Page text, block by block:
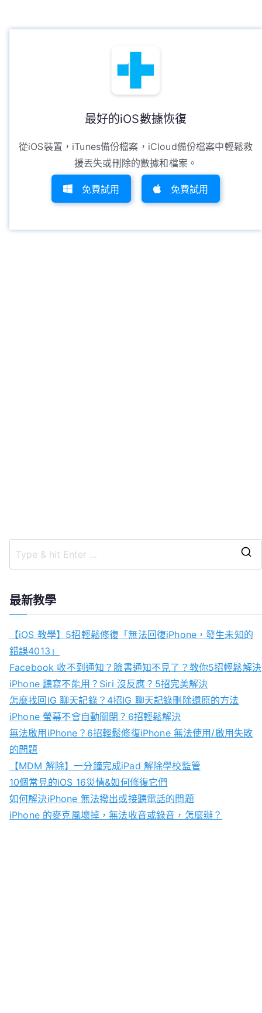
最好的iOS數據恢復
從iOS裝置，iTunes備份檔案，iCloud備份檔案中輕鬆救
援丟失或刪除的數據和檔案。
免費試用 免費試用
最新教學
【iOS 教學】5招輕鬆修復「無法回復iPhone，發生未知的
錯誤4013」
Facebook 收不到通知？臉書通知不見了？教你5招輕鬆解決
iPhone 聽寫不能用？Siri 沒反應？5招完美解決
怎麼找回IG 聊天記錄？4招IG 聊天記錄刪除還原的方法
iPhone 螢幕不會自動關閉？6招輕鬆解決
無法啟用iPhone？6招輕鬆修復iPhone 無法使用/啟用失敗
的問題
【MDM 解除】一分鐘完成iPad 解除學校監管
10個常見的iOS 16災情&如何修復它們
如何解決iPhone 無法撥出或接聽電話的問題
iPhone 的麥克風壞掉，無法收音或錄音，怎麼辦？